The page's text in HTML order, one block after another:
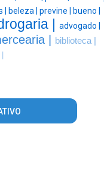
| beleza | previne | bueno |
| advogado |
|
biblioteca |